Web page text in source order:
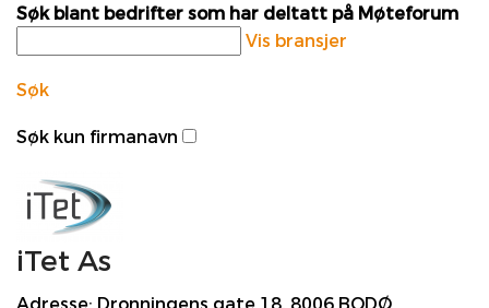
Søk blant bedrifter som har deltatt på Møteforum
Vis bransjer
Søk
Søk kun firmanavn
iTet As